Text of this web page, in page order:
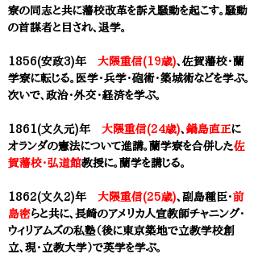
寮の同志と共に藩校改革を訴え騒動を起こす。騒動
の首謀者と目され、退学。
1856(安政3)年 大隈重信(19歳)、佐賀藩校・蘭
学寮に転じる。医学・兵学・砲術・築城術などを学ぶ。
次いで、政治・外交・経済を学ぶ。
1861(文久元)年 大隈重信(24歳)、 鍋島直正に
オランダの憲法について進講。蘭学寮を合併した佐
賀藩校・弘道館教授に。蘭学を講じる。
1862(文久2)年 大隈重信(25歳)、副島種臣・前
島密らと共に、長崎のアメリカ人宣教師チャニング・
ウィリアムズの私塾（後に東京築地で立教学校創
立、現・立教大学）で英学を学ぶ。